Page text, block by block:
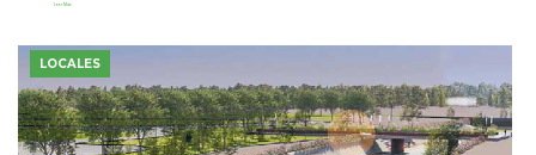
Leer Más
LOCALES